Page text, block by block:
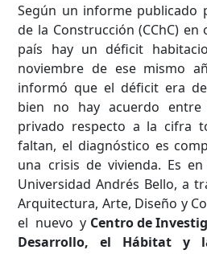
Según un informe publicado
de la Construcción (CChC)
país hay un déficit
noviembre de ese mismo
informó que el déficit era de
bien no hay acuerdo
privado respecto a la cifra
faltan, el diagnóstico es
una crisis de vivienda. Es
Universidad Andrés Bello, a
Arquitectura, Arte, Diseño y
el nuevo y Centro de
Desarrollo, el Hábitat y